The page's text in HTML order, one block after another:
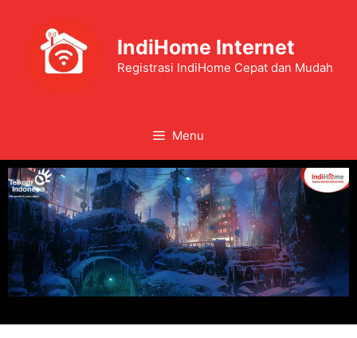
IndiHome Internet
Registrasi IndiHome Cepat dan Mudah
Menu